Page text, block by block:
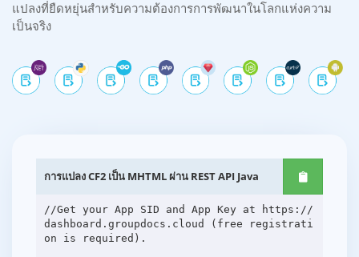
แปลงที่ยืดหยุ่นสำหรับความต้องการการพัฒนาในโลกแห่งความ
เป็นจริง
การแปลง CF2 เป็น MHTML ผ่าน REST API Java
//Get your App SID and App Key at https://
dashboard.groupdocs.cloud (free registrati
on is required).